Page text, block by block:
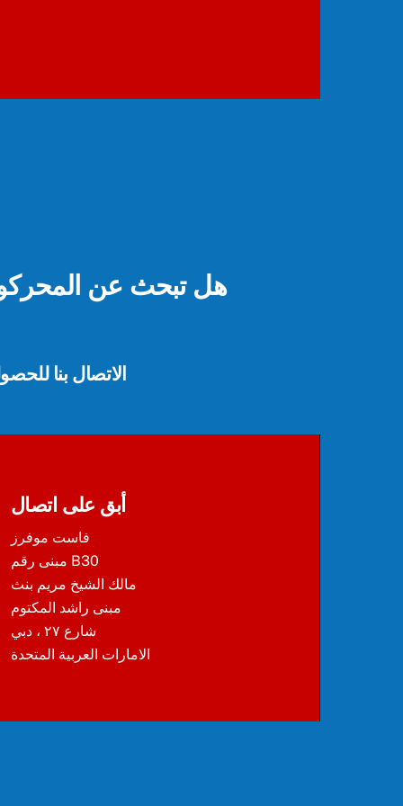
هل تبحث عن
الاتصال بنا
أبق على اتصال
فاست موفرز
مبنى رقم B30
مالك الشيخ مريم بنث
مبنى راشد المكتوم
شارع ٢٧ ، دبي
الامارات العربية المتحدة